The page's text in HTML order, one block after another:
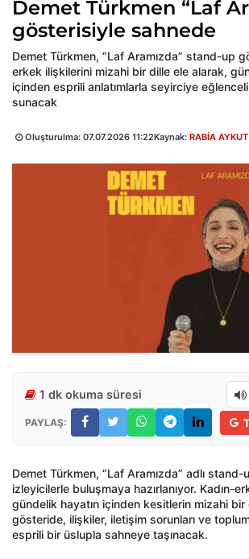
Demet Türkmen “Laf
gösterisiyle sahnede
Demet Türkmen, “Laf Aramızda” stand-up
erkek ilişkilerini mizahi bir dille ele alarak,
içinden esprili anlatımlarla seyirciye
sunacak
Oluşturulma: 07.07.2026 11:22Kaynak: RABİA AYKUT
1 dk okuma süresi
PAYLAŞ:
Demet Türkmen, “Laf Aramızda” adlı
izleyicilerle buluşmaya hazırlanıyor. Kadın-
gündelik hayatın içinden kesitlerin mizahi bir
gösteride, ilişkiler, iletişim sorunları ve
esprili bir üslupla sahneye taşınacak.